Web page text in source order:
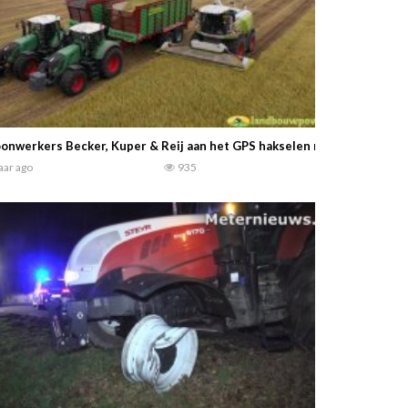
Becker, Kuper & Reij aan het GPS hakselen met een
ago 935